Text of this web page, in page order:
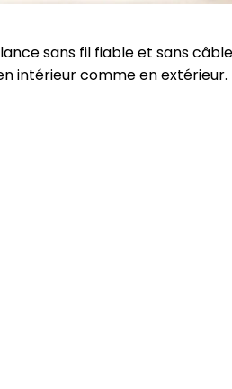
sans fil fiable et sans
intérieur comme en extérieur.